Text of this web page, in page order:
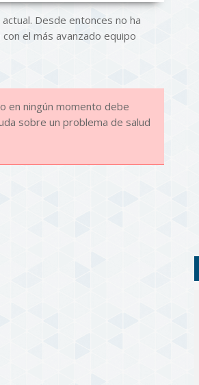
Desde entonces no ha
el más avanzado equipo
en ningún momento debe
sobre un problema de salud